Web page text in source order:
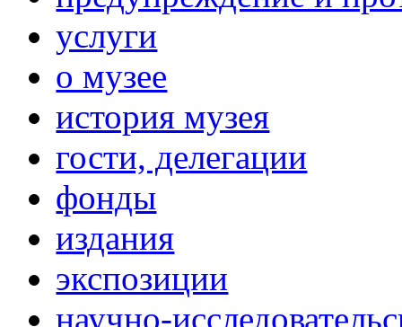
услуги
о музее
история музея
гости, делегации
фонды
издания
экспозиции
научно-